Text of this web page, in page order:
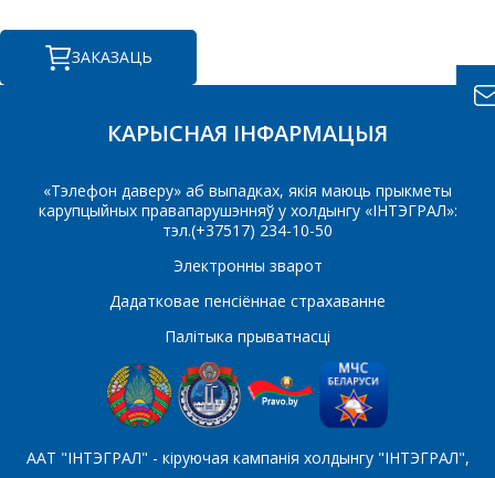
ЗАКАЗАЦЬ
КАРЫСНАЯ ІНФАРМАЦЫЯ
«Тэлефон даверу» аб выпадках, якія маюць прыкметы
карупцыйных правапарушэнняў у холдынгу «ІНТЭГРАЛ»:
тэл.(+37517) 234-10-50
Электронны зварот
Дадатковае пенсіённае страхаванне
Палітыка прыватнасці
ААТ "ІНТЭГРАЛ" - кіруючая кампанія холдынгу "ІНТЭГРАЛ",
Тэлефон*
E-mail
Які цікавіць тавар/паслуга